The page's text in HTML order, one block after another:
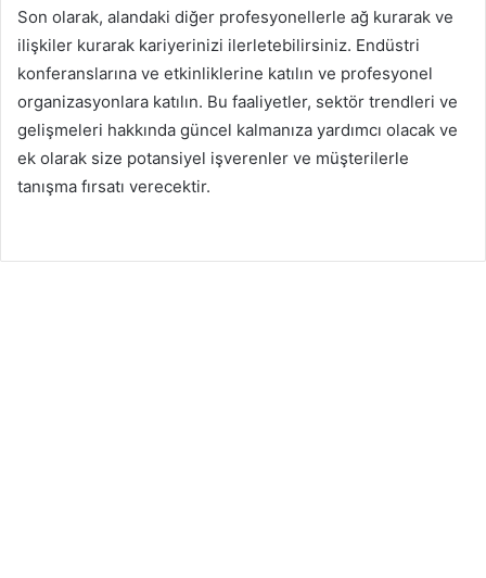
Son olarak, alandaki diğer profesyonellerle ağ kurarak ve
ilişkiler kurarak kariyerinizi ilerletebilirsiniz. Endüstri
konferanslarına ve etkinliklerine katılın ve profesyonel
organizasyonlara katılın. Bu faaliyetler, sektör trendleri ve
gelişmeleri hakkında güncel kalmanıza yardımcı olacak ve
ek olarak size potansiyel işverenler ve müşterilerle
tanışma fırsatı verecektir.